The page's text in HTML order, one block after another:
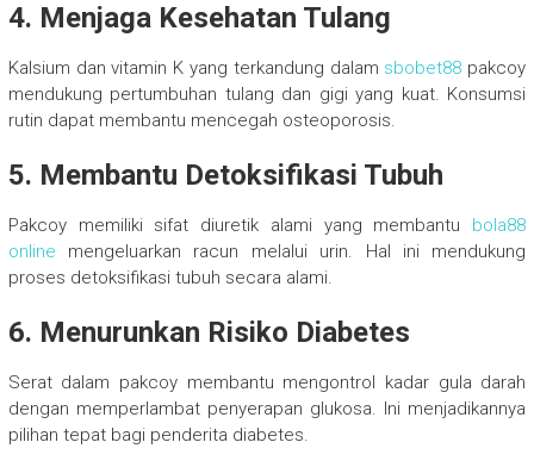
4. Menjaga Kesehatan Tulang
Kalsium dan vitamin K yang terkandung dalam sbobet88 pakcoy
mendukung pertumbuhan tulang dan gigi yang kuat. Konsumsi
rutin dapat membantu mencegah osteoporosis.
5. Membantu Detoksifikasi Tubuh
Pakcoy memiliki sifat diuretik alami yang membantu bola88
online mengeluarkan racun melalui urin. Hal ini mendukung
proses detoksifikasi tubuh secara alami.
6. Menurunkan Risiko Diabetes
Serat dalam pakcoy membantu mengontrol kadar gula darah
dengan memperlambat penyerapan glukosa. Ini menjadikannya
pilihan tepat bagi penderita diabetes.